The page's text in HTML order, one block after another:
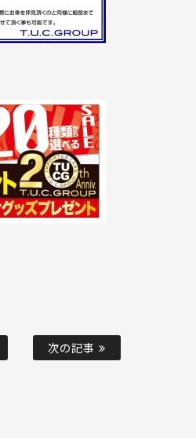
次の記事